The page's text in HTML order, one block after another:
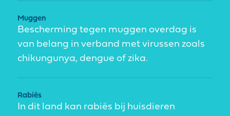
Muggen
Bescherming tegen muggen overdag is
van belang in verband met virussen zoals
chikungunya, dengue of zika.
Rabiës
In dit land kan rabiës bij huisdieren